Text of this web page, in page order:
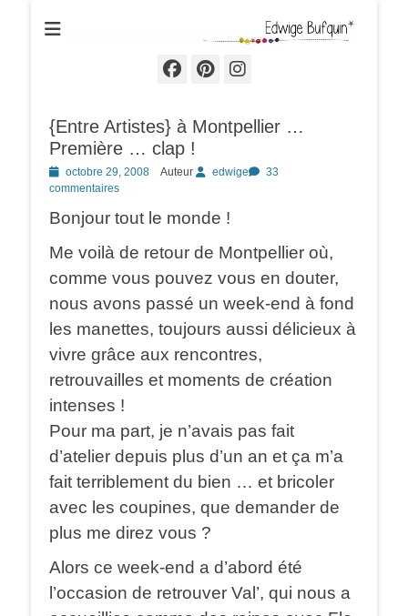
Edwige Bufquin
Facebook
Pinterest
Instagram
{Entre Artistes} à Montpellier …
Première … clap !
Posted
on
octobre 29, 2008 Auteur edwige
33
commentaires
Bonjour tout le monde !
Me voilà de retour de Montpellier où,
comme vous pouvez vous en douter,
nous avons passé un week-end à fond
les manettes, toujours aussi délicieux à
vivre grâce aux rencontres,
retrouvailles et moments de création
intenses !
Pour ma part, je n’avais pas fait
d’atelier depuis plus d’un an et ça m’a
fait terriblement du bien … et bricoler
avec les coupines, que demander de
plus me direz vous ?
Alors ce week-end a d’abord été
l’occasion de retrouver Val’, qui nous a